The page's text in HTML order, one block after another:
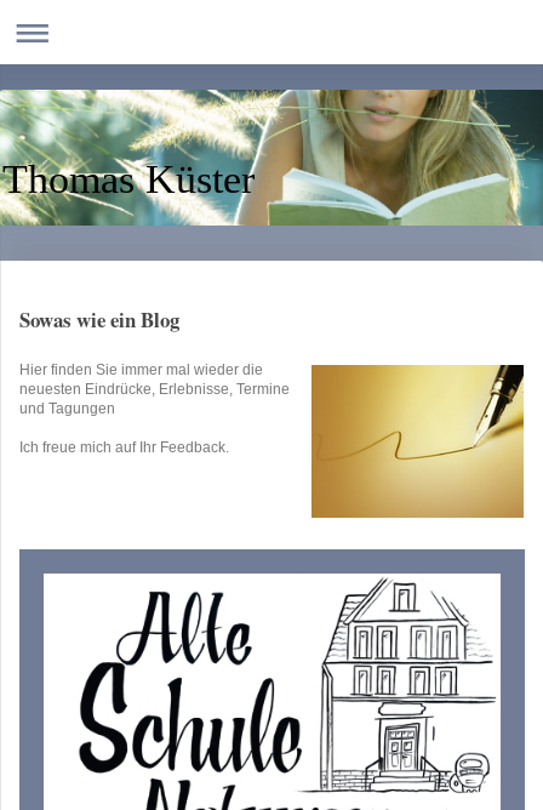
Thomas Küster
Sowas wie ein Blog
Hier finden Sie immer mal wieder die
neuesten Eindrücke, Erlebnisse, Termine
und Tagungen
Ich freue mich auf Ihr Feedback.